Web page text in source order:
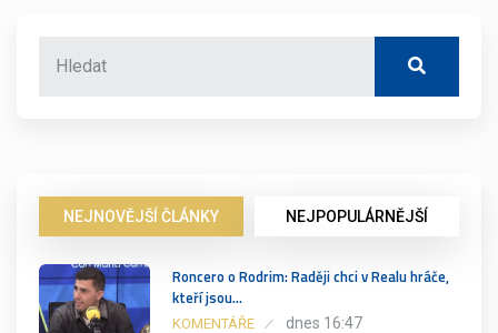
NEJNOVĚJŠÍ ČLÁNKY NEJPOPULÁRNĚJŠÍ
Roncero o Rodrim: Raději chci v Realu hráče,
kteří jsou…
KOMENTÁŘE dnes 16:47